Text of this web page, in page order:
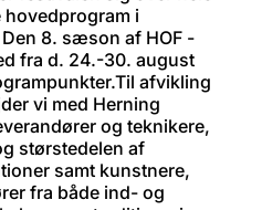
i
8. sæson af HOF -
fra d. 24.-30. august
Til afvikling
vi med Herning
og teknikere,
størstedelen af
samt kunstnere,
fra både ind- og